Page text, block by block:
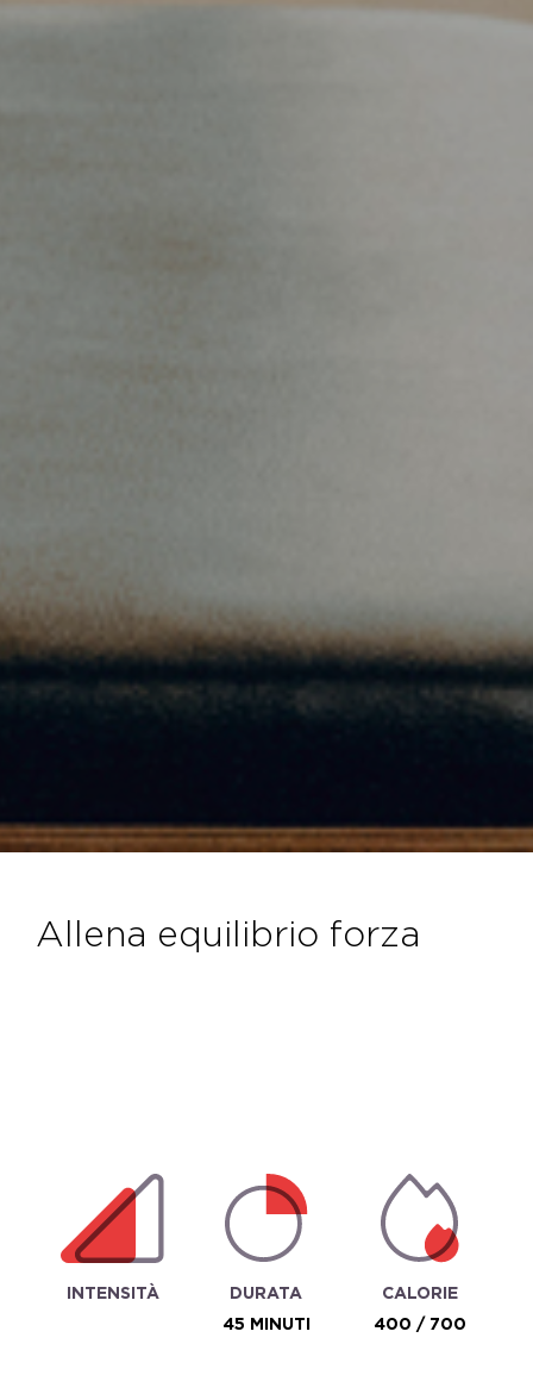
allena equilibrio forza
INTENSITÀ
DURATA
45 MINUTI
CALORIE
400 / 700